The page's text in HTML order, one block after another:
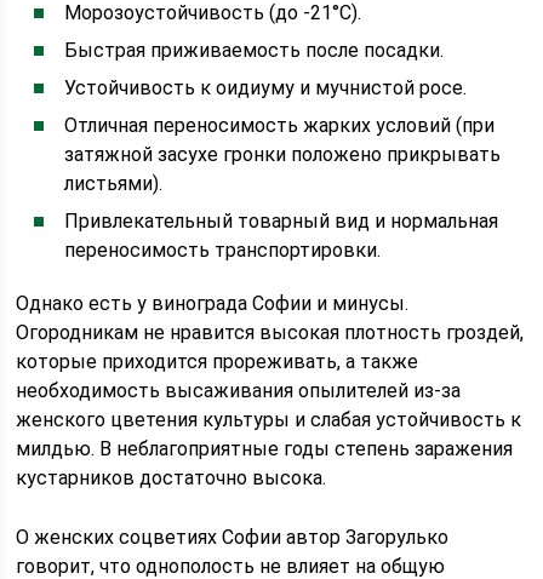
Морозоустойчивость (до -21°C).
Быстрая приживаемость после посадки.
Устойчивость к оидиуму и мучнистой росе.
Отличная переносимость жарких условий (при
затяжной засухе гронки положено прикрывать
листьями).
Привлекательный товарный вид и нормальная
переносимость транспортировки.
Однако есть у винограда Софии и минусы.
Огородникам не нравится высокая плотность гроздей,
которые приходится прореживать, а также
необходимость высаживания опылителей из-за
женского цветения культуры и слабая устойчивость к
милдью. В неблагоприятные годы степень заражения
кустарников достаточно высока.
О женских соцветиях Софии автор Загорулько
говорит, что однополость не влияет на общую